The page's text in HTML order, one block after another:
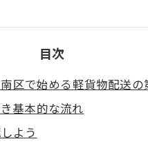
目次
区で始める軽貨物配送の
基本的な流れ
よう